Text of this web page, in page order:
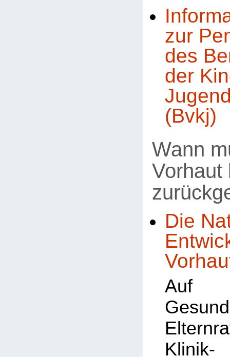
zur
des
der
(Bvkj)
Wann
Vorhaut
Die
Auf